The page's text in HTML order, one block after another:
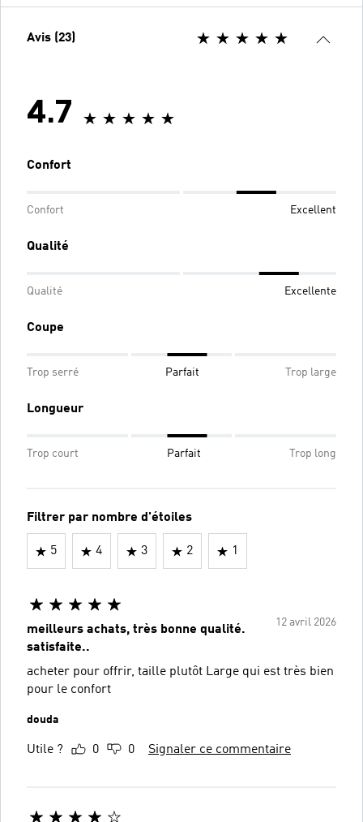
Avis (23)
4.7
Confort
Confort Excellent
Qualité
Qualité Excellente
Coupe
Trop serré Parfait Trop large
Longueur
Trop court Parfait Trop long
Filtrer par nombre d'étoiles
5 4 3 2 1
12 avril 2026
meilleurs achats, très bonne qualité.
satisfaite..
acheter pour offrir, taille plutôt Large qui est très bien
pour le confort
douda
Utile ? 0 0 Signaler ce commentaire